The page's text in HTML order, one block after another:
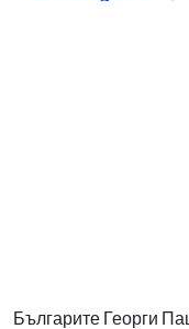
Българите Георги